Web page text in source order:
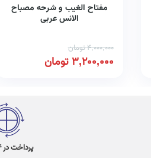
مفتاح الغیب و شرحه مصباح
الانس عربی
4,000,000تومان
3,200,000تومان
پرداخت در 4 قسط